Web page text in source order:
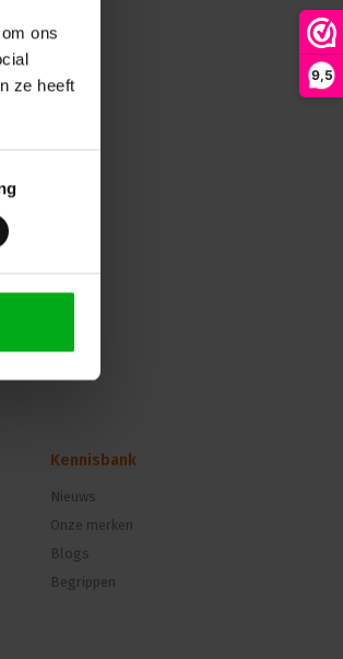
ons
ze heeft
9,5
Kennisbank
Nieuws
Onze merken
Blogs
Begrippen